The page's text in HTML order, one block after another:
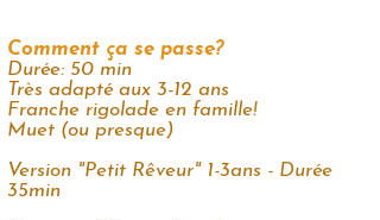
Comment ça se passe?
Durée: 50 min
Très adapté aux 3-12 ans
Franche rigolade en famille!
Muet (ou presque)
Version "Petit Rêveur" 1-3ans - Durée
35min